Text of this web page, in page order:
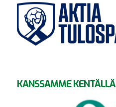
KANSSAMME KENTÄLLÄ